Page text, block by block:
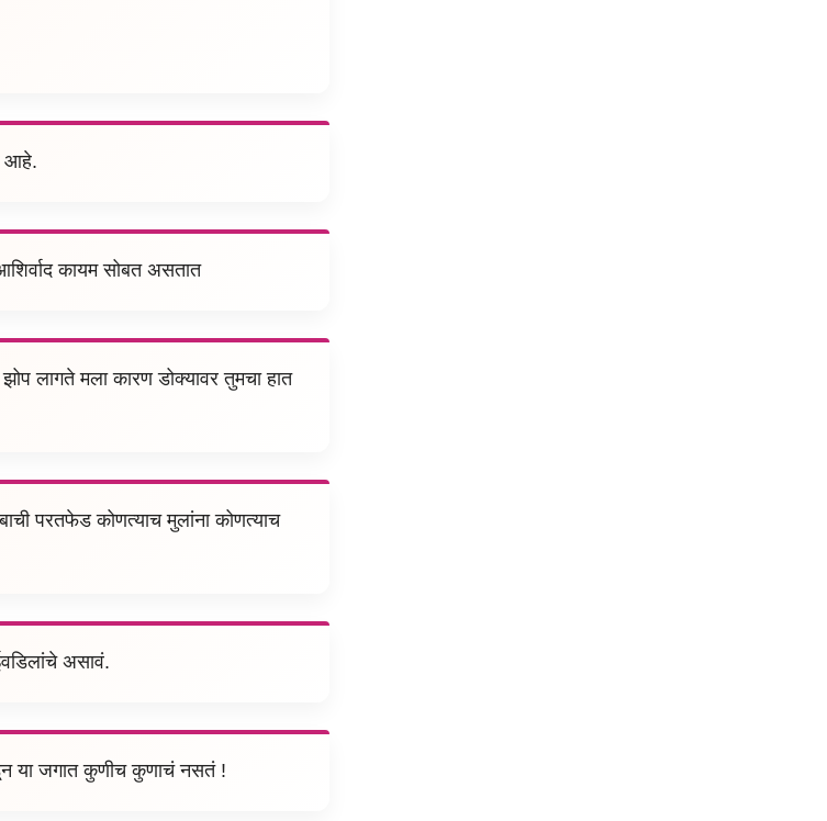
आहे.
कायम सोबत असतात
लागते मला कारण डोक्यावर तुमचा हात
परतफेड कोणत्याच मुलांना कोणत्याच
असावं.
या जगात कुणीच कुणाचं नसतं !